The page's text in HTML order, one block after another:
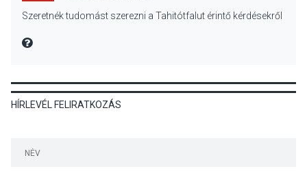
Bogdányban programokkal
Szeretnék tudomást szerezni a Tahitótfalut érintő kérdésekről
MIRE MONDTA
HÍRLEVÉL FELIRATKOZÁS